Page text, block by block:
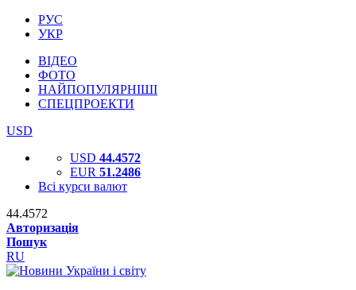
РУС
УКР
ВІДЕО
ФОТО
НАЙПОПУЛЯРНІШІ
СПЕЦПРОЕКТИ
USD
USD 44.4572
EUR 51.2486
Всі курси валют
44.4572
Авторизація
Пошук
RU